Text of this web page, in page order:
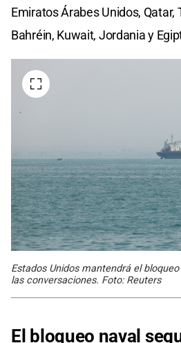
Emiratos Árabes Unidos, Qatar,
Bahréin, Kuwait, Jordania y
Estados Unidos mantendrá el
las conversaciones. Foto: Reuters
El bloqueo naval